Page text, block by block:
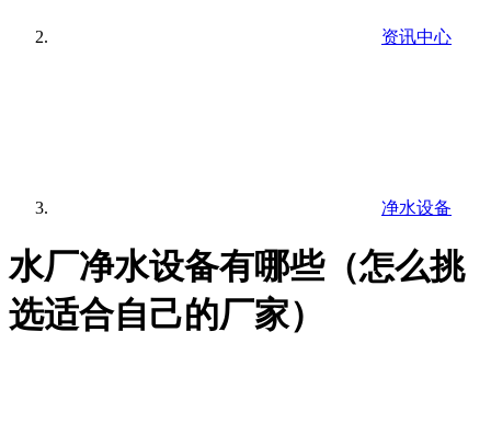
资讯中心
净水设备
水厂净水设备有哪些（怎么挑
选适合自己的厂家）